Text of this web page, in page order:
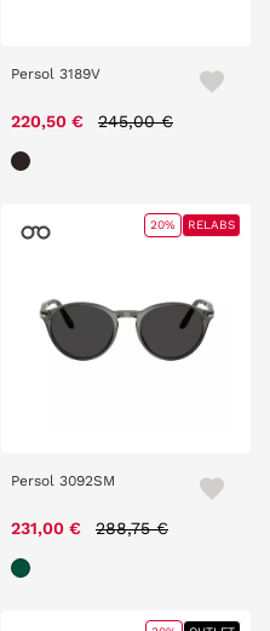
Persol 3189V
220,50 € Price reduced from
245,00 €
Persol 3092SM
231,00 € Price reduced from
288,75 €
20% RELABS